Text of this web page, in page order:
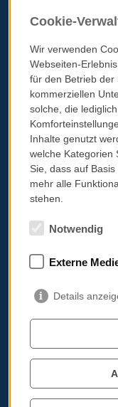
AGB & Datenschutz
Werben auf
Cookie
Italoviel
Eventkalender
Über mich
Italia in Austria
Italienisch lernen
Gutscheine
Genussreisen
Genussreisen ABC
Reiseversicherung
Cookie-
Wir verwenden
Webseiten-
für den Betrieb der
kommerziellen
solche, die
Inhalte genutzt
welche Kategorien
Sie, dass auf
mehr alle
stehen.
Notwendig
Externe
Details